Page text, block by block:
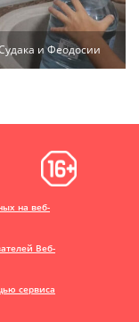
и Феодосии
на веб-
Веб-
сервиса